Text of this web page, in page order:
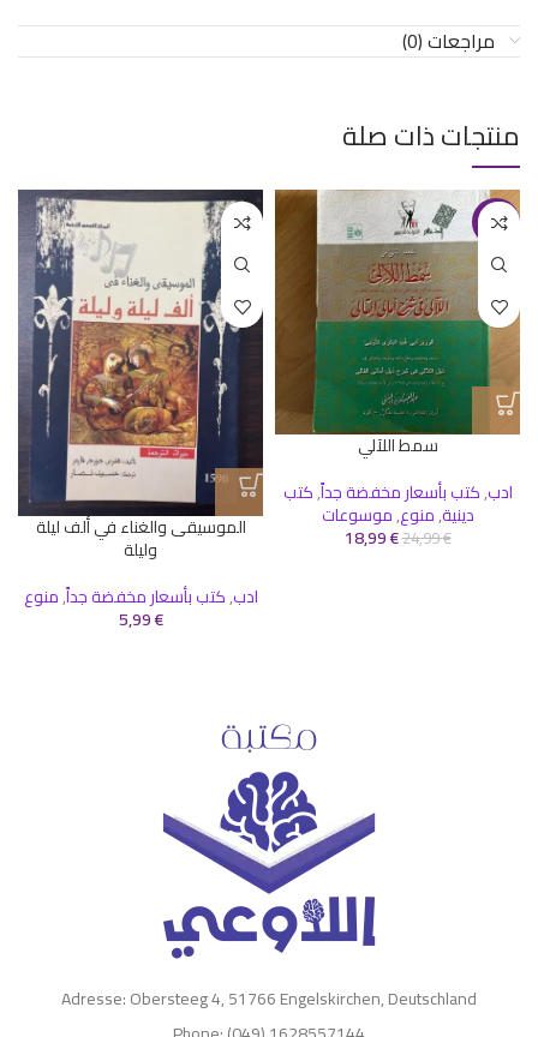
مراجعات (0)
منتجات ذات صلة
-24%
سمط اللآلي
ادب,كتب بأسعار مخفضة جداً,كتب
دينية,منوع,موسوعات
24,99€
18,99€ الموسيقى والغناء في ألف ليلة
وليلة
ادب,كتب بأسعار مخفضة جداً,منوع
5,99€
Adresse: Obersteeg 4, 51766 Engelskirchen, Deutschland